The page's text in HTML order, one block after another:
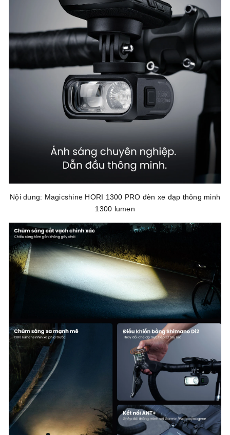
Nội dung: Magicshine HORI 1300 PRO đèn xe đạp thông minh
1300 lumen